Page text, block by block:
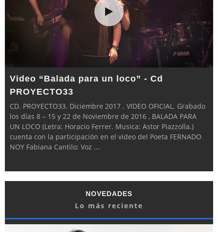
Video “Balada para un loco” - Cd
PROYECTO33
CD. PROYECTO33. Diciembre 2017 . VIDEO OFICIAL. Grabado
los días 8 – 15 y 22 de Noviembre de 2016 , BALADA PARA
UN LOCO (Letra: Horacio Ferrer. Musica: Astor Piazzolla.)
cuenta con la participación en el video del Poeta FERNADO
NOY Fabiana Cantilo: Voz ...
NOVEDADES
Lo más reciente